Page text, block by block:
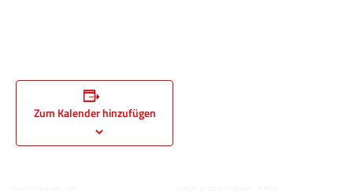
Zum Kalender hinzufügen